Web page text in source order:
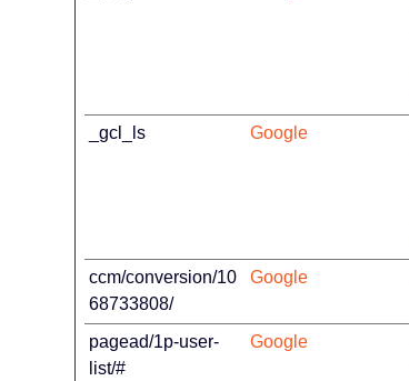
_gcl_ls Google
ccm/conversion/10
68733808/
Google
pagead/1p-user-
list/#
Google